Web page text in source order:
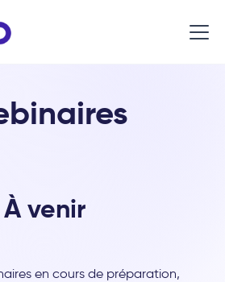
À venir
en cours de préparation,